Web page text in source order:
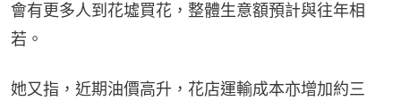
會有更多人到花墟買花，整體生意額預計與往年相
若。
她又指，近期油價高升，花店運輸成本亦增加約三